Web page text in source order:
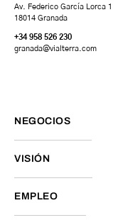
Av. Federico García Lorca 1
18014 Granada
+34 958 526 230
granada@vialterra.com
NEGOCIOS
VISIÓN
EMPLEO